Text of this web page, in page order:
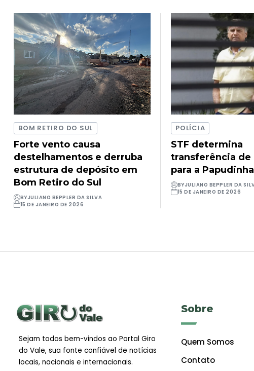
BOM RETIRO DO SUL
Forte vento causa
destelhamentos e derruba
estrutura de depósito em
Bom Retiro do Sul
BYJULIANO BEPPLER DA SILVA
15 DE JANEIRO DE 2026
POLÍCIA
STF determina
transferência de
para a Papudinha
BYJULIANO BEPPLER DA
15 DE JANEIRO DE 2026
Sejam todos bem-vindos ao Portal Giro
do Vale, sua fonte confiável de notícias
locais, nacionais e internacionais.
Sobre
Quem Somos
Contato